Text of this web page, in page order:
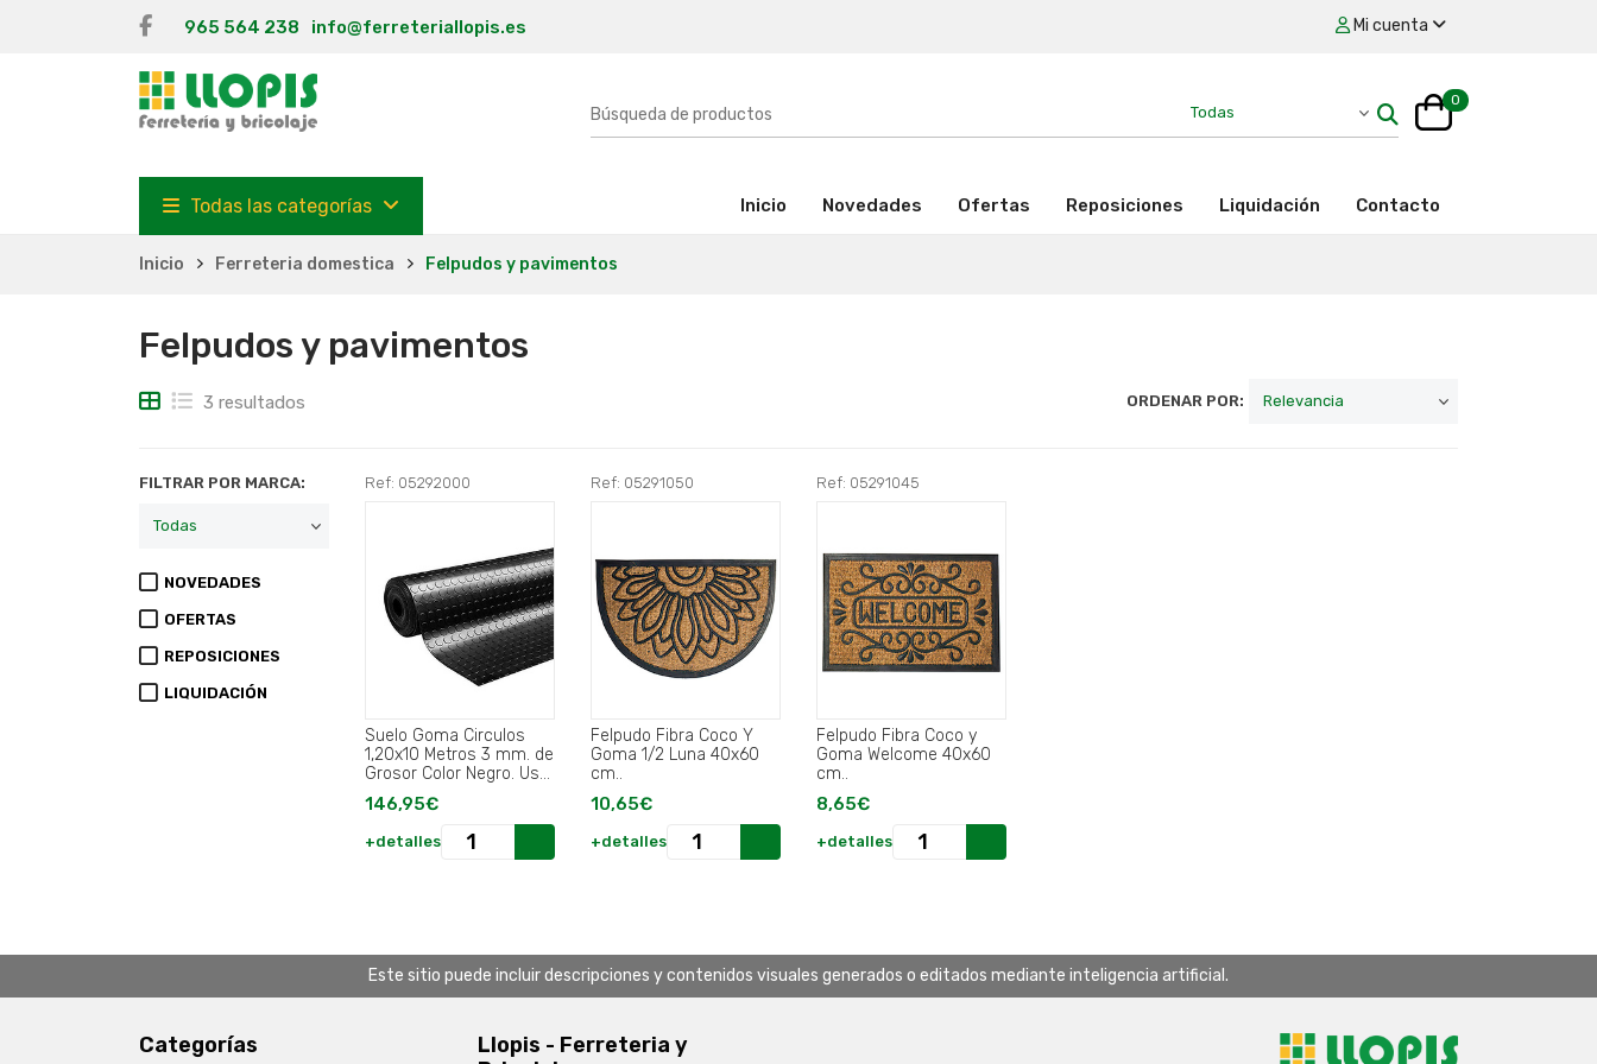
965 564 238 info@ferreteriallopis.es Mi cuenta
0
Todas las categorías Inicio (activo)Novedades Ofertas Reposiciones Liquidación Contacto
Inicio Ferreteria domestica Felpudos y pavimentos
Felpudos y pavimentos
3 resultados ORDENAR POR:
FILTRAR POR MARCA:
NOVEDADES
OFERTAS
REPOSICIONES
LIQUIDACIÓN
Ref: 05292000
Suelo Goma Circulos
1,20x10 Metros 3 mm. de
Grosor Color Negro. Uso
Domestico.
146,95€
+detalles
Ref: 05291050
Felpudo Fibra Coco Y
Goma 1/2 Luna 40x60
cm..
10,65€
+detalles
Ref: 05291045
Felpudo Fibra Coco y
Goma Welcome 40x60
cm..
8,65€
+detalles
Este sitio puede incluir descripciones y contenidos visuales generados o editados mediante inteligencia artificial.
Categorías
Llopis - Ferreteria y